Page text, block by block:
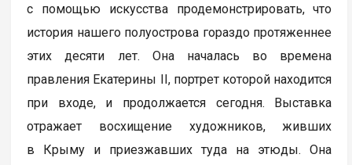
с помощью искусства продемонстрировать, что
история нашего полуострова гораздо протяженнее
этих десяти лет. Она началась во времена
правления Екатерины II, портрет которой находится
при входе, и продолжается сегодня. Выставка
отражает восхищение художников, живших
в Крыму и приезжавших туда на этюды. Она